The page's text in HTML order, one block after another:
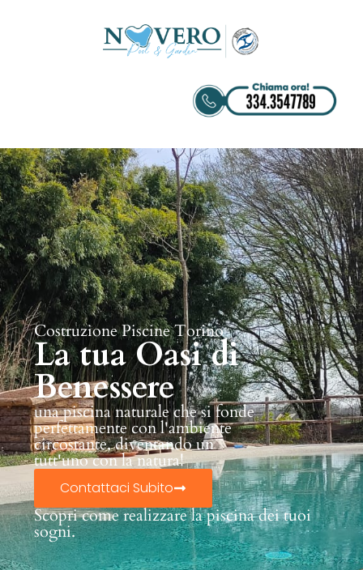
Costruzione Piscine Torino
La tua Oasi di
Benessere
una piscina naturale che si fonde
perfettamente con l'ambiente
circostante, diventando un
tutt'uno con la natura!
Contattaci Subito
Scopri come realizzare la piscina dei tuoi
sogni.